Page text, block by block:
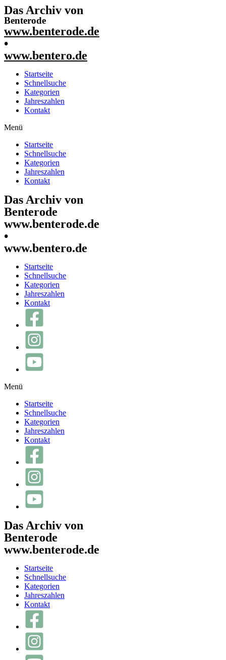
Das Archiv von
Benterode
www.benterode.de
•
www.bentero.de
Startseite
Schnellsuche
Kategorien
Jahreszahlen
Kontakt
Menü
Startseite
Schnellsuche
Kategorien
Jahreszahlen
Kontakt
Das Archiv von
Benterode
www.benterode.de
•
www.bentero.de
Startseite
Schnellsuche
Kategorien
Jahreszahlen
Kontakt
Menü
Startseite
Schnellsuche
Kategorien
Jahreszahlen
Kontakt
Das Archiv von
Benterode
www.benterode.de
Startseite
Schnellsuche
Kategorien
Jahreszahlen
Kontakt